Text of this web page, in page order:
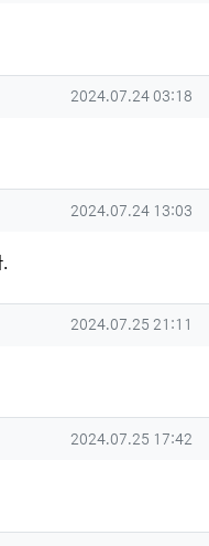
작성일
2024.07.24 03:18
작성일
2024.07.24 13:03
작성일
2024.07.25 21:11
작성일
2024.07.25 17:42